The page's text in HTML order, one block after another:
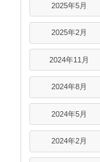
2025年5月
2025年2月
2024年11月
2024年8月
2024年5月
2024年2月